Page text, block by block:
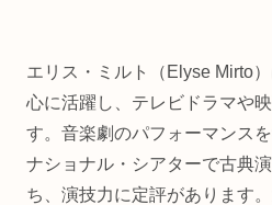
エリス・ミルト（Elyse Mirto
心に活躍し、テレビドラマや
す。音楽劇のパフォーマンス
ナショナル・シアターで古典
ち、演技力に定評があります